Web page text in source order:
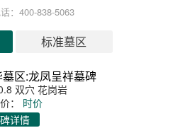
：400-838-5063
标准墓区
墓区:龙凤呈祥墓碑
双穴 花岗岩
：
时价
详情